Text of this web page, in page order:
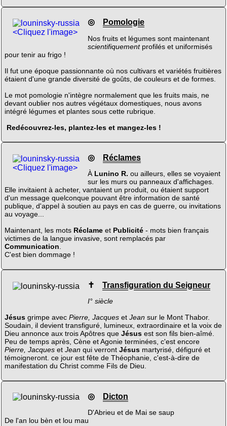
<Cliquez l'image>
◎ Pomologie
Nos fruits et légumes sont maintenant
scientifiquementprofilés et uniformisés
pour tenir au frigo !
Il fut une époque passionnante où nos cultivars et variétés fruitières
étaient d'une grande diversité de goûts, de couleurs et de formes.
Le mot pomologie n'intègre normalement que les fruits mais, ne
devant oublier nos autres végétaux domestiques, nous avons
intégré légumes et plantes sous cette rubrique.
Redécouvrez-les, plantez-les et mangez-les !
<Cliquez l'image>
◎ Réclames
À Lunino R. ou ailleurs, elles se voyaient
sur les murs ou panneaux d'affichages.
Elle invitaient à acheter, vantaient un produit, ou étaient support
d'un message quelconque pouvant être information de santé
publique, d'appel à soutien au pays en cas de guerre, ou invitations
au voyage...
Maintenant, les mots Réclameet Publicité- mots bien français
victimes de la langue invasive, sont remplacés par
Communication.
C'est bien dommage !
✝ Transfiguration du Seigneur
I° siècle
Jésusgrimpe avec Pierre, Jacqueset Jean sur le Mont Thabor.
Soudain, il devient transfiguré, lumineux, extraordinaire et la voix de
Dieu annonce aux trois Apôtres que Jésusest son fils bien-aîmé.
Peu de temps après, Cène et Agonie terminées, c'est encore
Pierre, Jacqueset Jean qui verront Jésusmartyrisé, défiguré et
témoigneront. ce jour est fête de Théophanie, c'est-à-dire de
manifestation du Christ comme Fils de Dieu.
◎ Dicton
D'Abrieu et de Mai se saup
De l'an lou bèn et lou mau